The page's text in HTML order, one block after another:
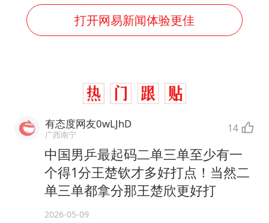
打开网易新闻体验更佳
有态度网友0wLJhD
广西南宁 14
中国男乒最起码二单三单至少有一
个得1分王楚钦才多好打点！当然二
单三单都拿分那王楚欣更好打
2026-05-09